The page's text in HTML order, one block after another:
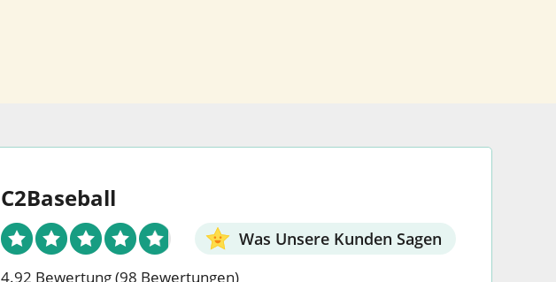
C2Baseball
Was Unsere Kunden Sagen
4.92 Bewertung(98 Bewertungen)